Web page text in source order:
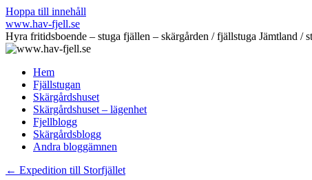
Hoppa till innehåll
www.hav-fjell.se
Hyra fritidsboende – stuga fjällen – skärgården / fjällstuga Jämtland
Hem
Fjällstugan
Skärgårdshuset
Skärgårdshuset – lägenhet
Fjellblogg
Skärgårdsblogg
Andra bloggämnen
← Expedition till Storfjället